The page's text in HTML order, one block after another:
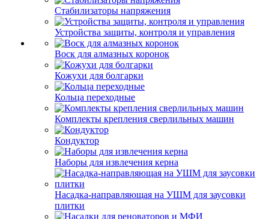
Стабилизаторы напряжения
Устройства защиты, контроля и управления
Воск для алмазных коронок
Кожухи для болгарки
Кольца переходные
Комплекты крепления сверлильных машин
Кондуктор
Наборы для извлечения керна
Насадка-направляющая на УШМ для заусовки
плитки